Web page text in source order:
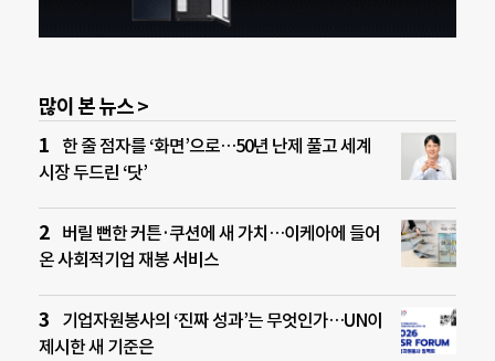
많이 본 뉴스 >
한 줄 점자를 ‘화면’으로…50년 난제 풀고 세계
시장 두드린 ‘닷’
버릴 뻔한 커튼·쿠션에 새 가치…이케아에 들어
온 사회적기업 재봉 서비스
기업자원봉사의 ‘진짜 성과’는 무엇인가…UN이
제시한 새 기준은